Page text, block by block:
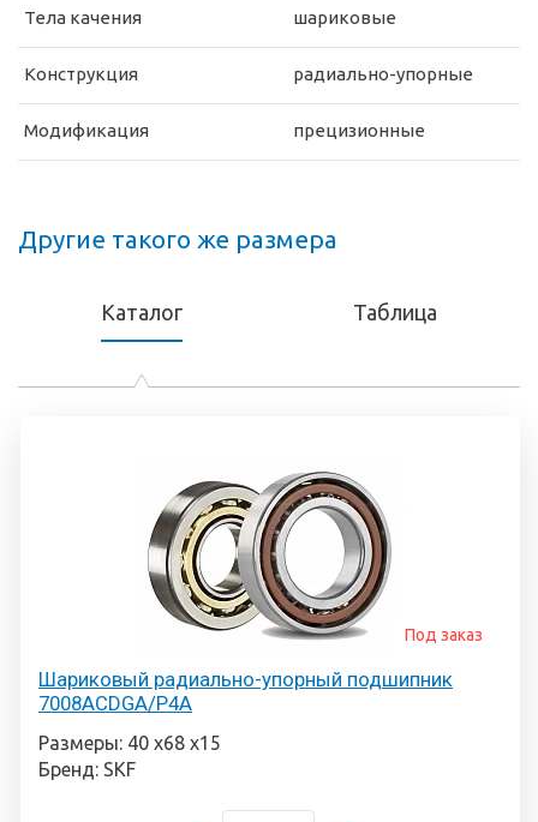
Тела качения шариковые
Конструкция радиально-упорные
Модификация прецизионные
Другие такого же размера
Каталог Таблица
Шариковый радиально-упорный подшипник
7008ACDGA/P4A
Под заказ
Размеры: 40 х68 х15
Бренд: SKF